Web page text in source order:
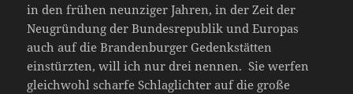
in den frühen neunziger Jahren, in der Zeit der
Neugründung der Bundesrepublik und Europas
auch auf die Brandenburger Gedenkstätten
einstürzten, will ich nur drei nennen. Sie werfen
gleichwohl scharfe Schlaglichter auf die große